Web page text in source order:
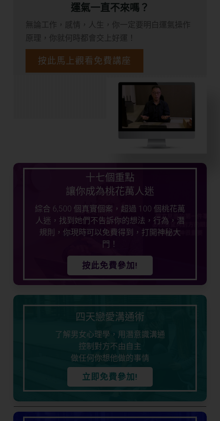
運氣一直不來嗎？
無論工作，感情，人生，你一定要明白運氣操作
原理，你就何時都會交上好運！
按此馬上觀看免費講座
十七個重點
讓你成為桃花萬人迷
綜合 6,500 個真實個案，超過 100 個桃花萬
人迷，找到她們不告訴你的想法，行為，潛
規則，你現時可以免費得到，打開神秘大
門！
按此免費參加!
四天戀愛溝通術
了解男女心理學，用潛意識溝通
控制對方不由自主
做任何你想他做的事情
立即免費參加!